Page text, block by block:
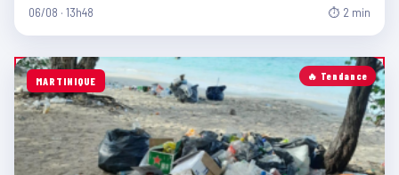
06/08 · 13h48 ⏱ 2 min
🔥 Tendance
MARTINIQUE